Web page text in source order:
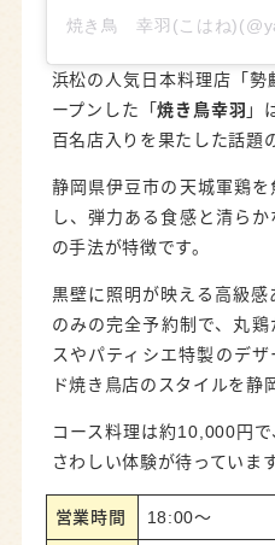
浜松の人気日本料理店「
ープンした「焼き鳥幸羽 」
百名店入りを果たした話題
静岡県伊豆市の天城軍鶏
し、弾力ある食感と清ら
の手法が特徴です。
黒壁に照明が映える高級
のみの完全予約制で、丸
スやパティシエ特製のデ
ド焼き鳥店のスタイルを静
コース料理は約10,000円
さわしい体験が待っています
営業時間 18:00～